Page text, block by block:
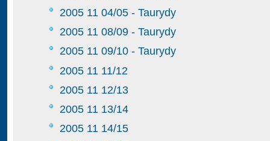
2005 11 04/05 - Taurydy
2005 11 08/09 - Taurydy
2005 11 09/10 - Taurydy
2005 11 11/12
2005 11 12/13
2005 11 13/14
2005 11 14/15